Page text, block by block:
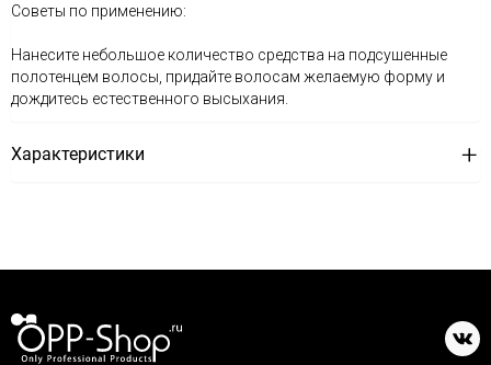
Советы по применению:
Нанесите небольшое количество средства на подсушенные
полотенцем волосы, придайте волосам желаемую форму и
дождитесь естественного высыхания.
Характеристики